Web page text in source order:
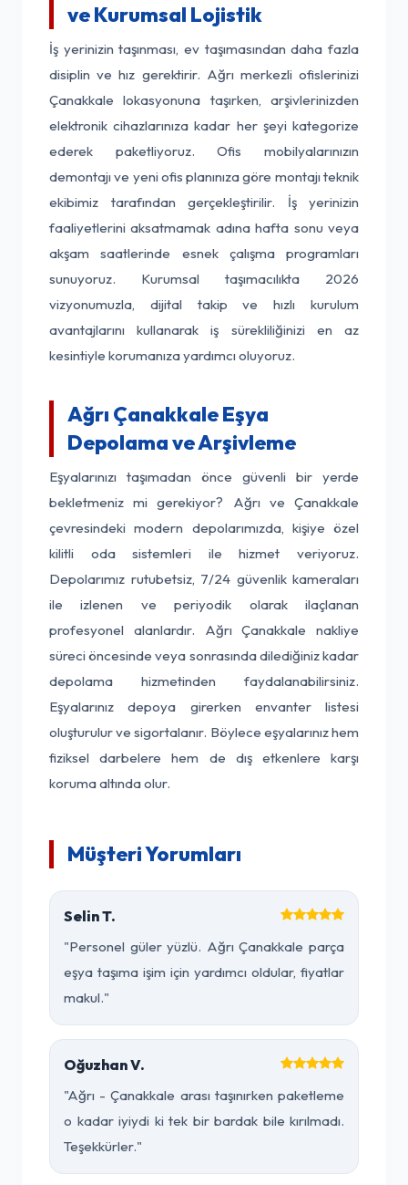
ve Kurumsal Lojistik
İş yerinizin taşınması, ev taşımasından daha fazla
disiplin ve hız gerektirir. Ağrı merkezli ofislerinizi
Çanakkale lokasyonuna taşırken, arşivlerinizden
elektronik cihazlarınıza kadar her şeyi kategorize
ederek paketliyoruz. Ofis mobilyalarınızın
demontajı ve yeni ofis planınıza göre montajı teknik
ekibimiz tarafından gerçekleştirilir. İş yerinizin
faaliyetlerini aksatmamak adına hafta sonu veya
akşam saatlerinde esnek çalışma programları
sunuyoruz. Kurumsal taşımacılıkta 2026
vizyonumuzla, dijital takip ve hızlı kurulum
avantajlarını kullanarak iş sürekliliğinizi en az
kesintiyle korumanıza yardımcı oluyoruz.
Ağrı Çanakkale Eşya
Depolama ve Arşivleme
Eşyalarınızı taşımadan önce güvenli bir yerde
bekletmeniz mi gerekiyor? Ağrı ve Çanakkale
çevresindeki modern depolarımızda, kişiye özel
kilitli oda sistemleri ile hizmet veriyoruz.
Depolarımız rutubetsiz, 7/24 güvenlik kameraları
ile izlenen ve periyodik olarak ilaçlanan
profesyonel alanlardır. Ağrı Çanakkale nakliye
süreci öncesinde veya sonrasında dilediğiniz kadar
depolama hizmetinden faydalanabilirsiniz.
Eşyalarınız depoya girerken envanter listesi
oluşturulur ve sigortalanır. Böylece eşyalarınız hem
fiziksel darbelere hem de dış etkenlere karşı
koruma altında olur.
Müşteri Yorumları
Selin T.
"Personel güler yüzlü. Ağrı Çanakkale parça
eşya taşıma işim için yardımcı oldular, fiyatlar
makul."
Oğuzhan V.
"Ağrı - Çanakkale arası taşınırken paketleme
o kadar iyiydi ki tek bir bardak bile kırılmadı.
Teşekkürler."